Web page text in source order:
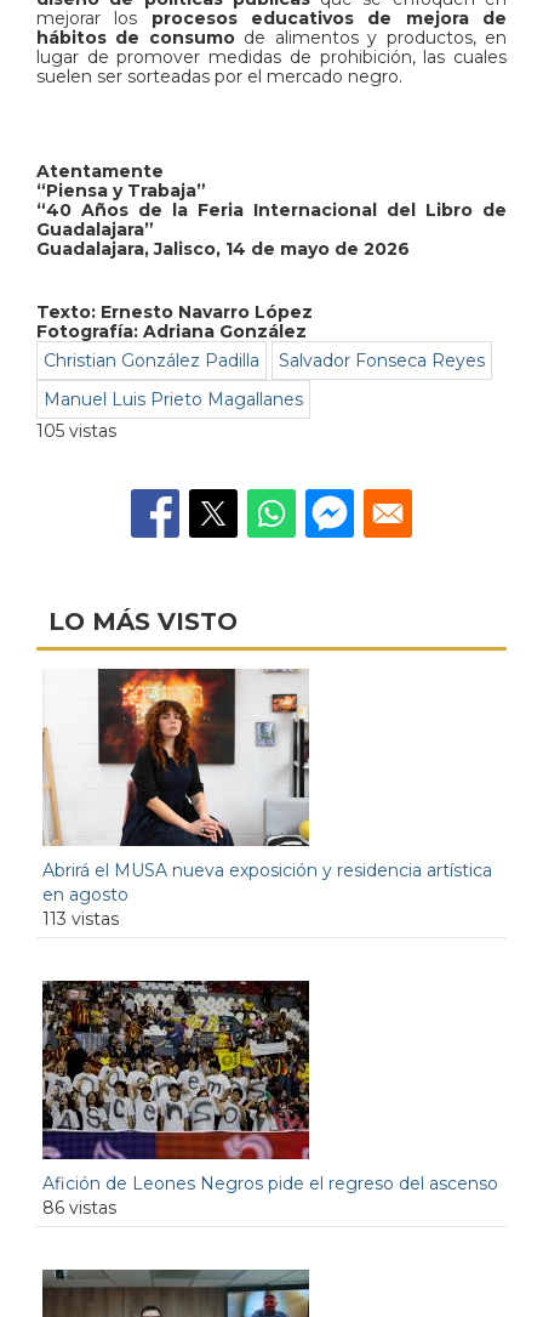
mejorar los procesos educativos de mejora de
hábitos de consumo de alimentos y productos, en
lugar de promover medidas de prohibición, las cuales
suelen ser sorteadas por el mercado negro.
Atentamente
“Piensa y Trabaja”
“40 Años de la Feria Internacional del Libro de
Guadalajara”
Guadalajara, Jalisco, 14 de mayo de 2026
Texto: Ernesto Navarro López
Fotografía: Adriana González
Christian González Padilla
Salvador Fonseca Reyes
Manuel Luis Prieto Magallanes
105 vistas
LO MÁS VISTO
Abrirá el MUSA nueva exposición y residencia artística
en agosto
113 vistas
Afición de Leones Negros pide el regreso del ascenso
86 vistas